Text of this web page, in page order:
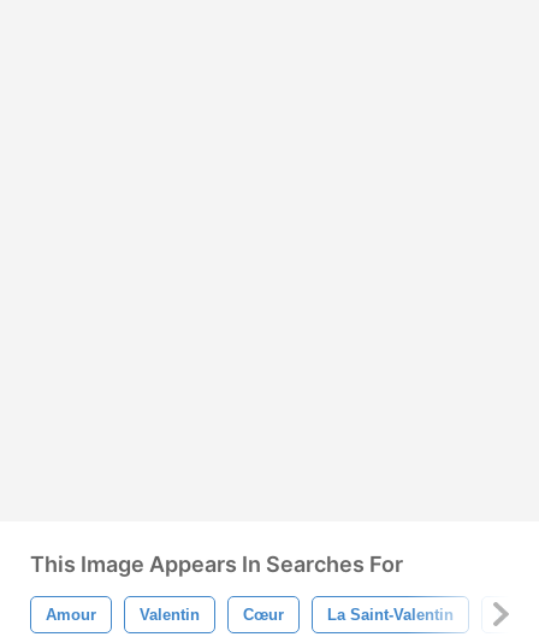
This Image Appears In Searches For
Amour Valentin Cœur La Saint-Valentin